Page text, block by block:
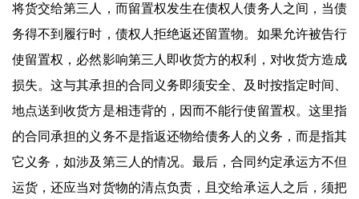
将货交给第三人，而留置权发生在债权人债务人之间，当债
务得不到履行时，债权人拒绝返还留置物。如果允许被告行
使留置权，必然影响第三人即收货方的权利，对收货方造成
损失。这与其承担的合同义务即须安全、及时按指定时间、
地点送到收货方是相违背的，因而不能行使留置权。这里指
的合同承担的义务不是指返还物给债务人的义务，而是指其
它义务，如涉及第三人的情况。最后，合同约定承运方不但
运货，还应当对货物的清点负责，且交给承运人之后，须把